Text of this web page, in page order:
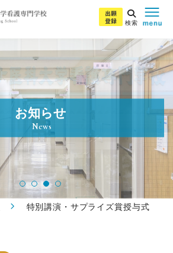
検索
お知らせ
News
特別講演・サプライズ賞授与式